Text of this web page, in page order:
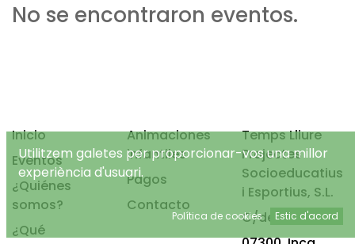
No se encontraron eventos.
Inicio
Eventos
¿Quiénes
somos?
¿Qué
Animaciones
infantiles
Pagos
Contacto
Temps Lliure
Projectes
Socioeducatius
i Esportius, S.L.
C/de Mancor, 4
Utilitzem galetes per proporcionar-vos una millor
experiència d'usuari.
Política de cookies Estic d'acord